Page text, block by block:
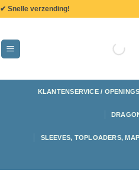
✔ Snelle verzending!
KLANTENSERVICE /
SLEEVES, TOPLOADERS,